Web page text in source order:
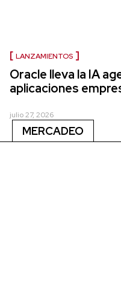
LANZAMIENTOS
Oracle lleva la IA
aplicaciones
julio 27, 2026
MERCADEO